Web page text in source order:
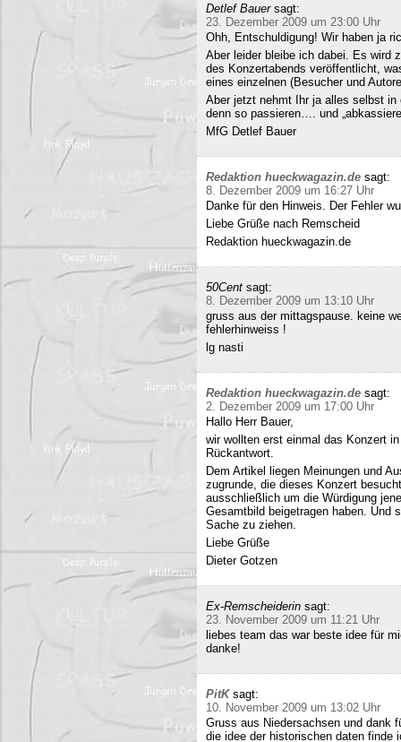
Detlef Bauer sagt:
23. Dezember 2009 um 23:00 Uhr
Ohh, Entschuldigung! Wir haben ja
Aber leider bleibe ich dabei. Es wird
des Konzertabends veröffentlicht,
eines einzelnen (Besucher und
Aber jetzt nehmt Ihr ja alles selbst
denn so passieren…. und
MfG Detlef Bauer
Redaktion hueckwagazin.de sagt:
8. Dezember 2009 um 16:27 Uhr
Danke für den Hinweis. Der Fehler
Liebe Grüße nach Remscheid
Redaktion hueckwagazin.de
50Cent sagt:
8. Dezember 2009 um 13:10 Uhr
gruss aus der mittagspause. keine
fehlerhinweiss !
lg nasti
Redaktion hueckwagazin.de sagt:
2. Dezember 2009 um 17:00 Uhr
Hallo Herr Bauer,
wir wollten erst einmal das Konzert
Rückantwort.
Dem Artikel liegen Meinungen und
zugrunde, die dieses Konzert
ausschließlich um die Würdigung
Gesamtbild beigetragen haben. Und
Sache zu ziehen.
Liebe Grüße
Dieter Gotzen
Ex-Remscheiderin sagt:
23. November 2009 um 11:21 Uhr
liebes team das war beste idee für
danke!
PitK sagt:
10. November 2009 um 13:02 Uhr
Gruss aus Niedersachsen und dank
die idee der historischen daten finde